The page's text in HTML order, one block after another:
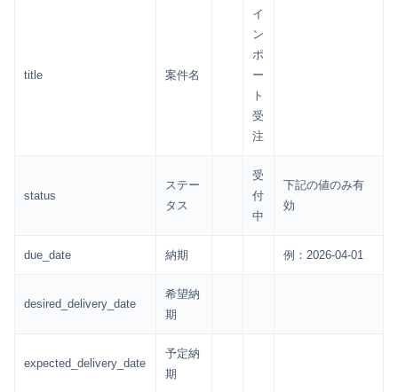
title 案件名
イ
ン
ポ
ー
ト
受
注
status
ステー
タス
受
付
中
下記の値のみ有
効
due_date 納期 例：2026-04-01
desired_delivery_date
希望納
期
expected_delivery_date
予定納
期